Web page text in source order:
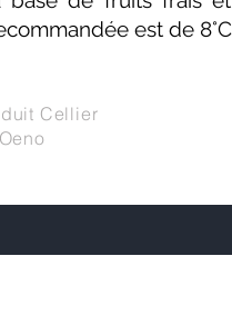
est de
Cellier